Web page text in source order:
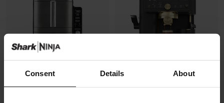
Consent Details About